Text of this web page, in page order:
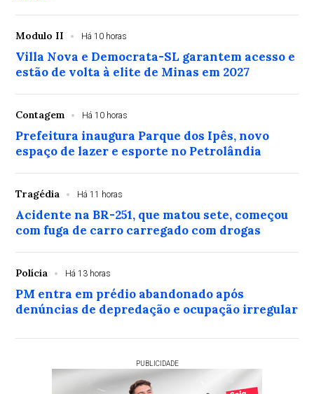
Modulo II Há 10 horas
Villa Nova e Democrata-SL garantem acesso e
estão de volta à elite de Minas em 2027
Contagem Há 10 horas
Prefeitura inaugura Parque dos Ipês, novo
espaço de lazer e esporte no Petrolândia
Tragédia Há 11 horas
Acidente na BR-251, que matou sete, começou
com fuga de carro carregado com drogas
Polícia Há 13 horas
PM entra em prédio abandonado após
denúncias de depredação e ocupação irregular
PUBLICIDADE